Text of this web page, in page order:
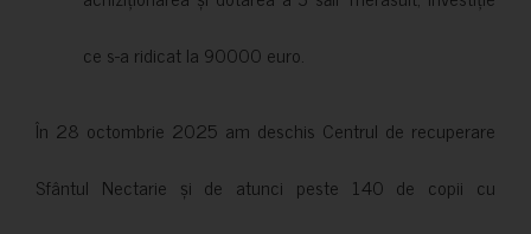
ce s-a ridicat la 90000 euro.
În 28 octombrie 2025 am deschis Centrul de recuperare
Sfântul Nectarie și de atunci peste 140 de copii cu